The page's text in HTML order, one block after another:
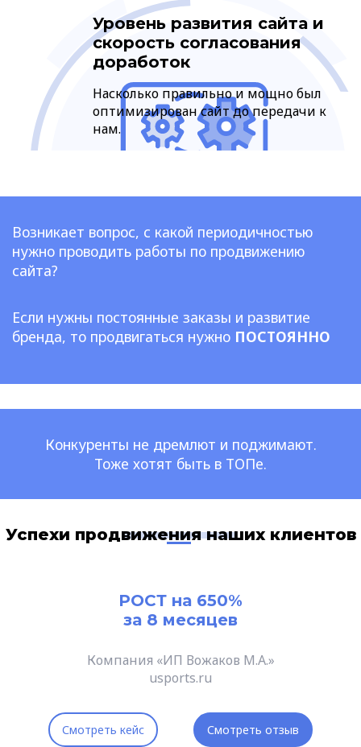
Уровень развития сайта и
скорость согласования
доработок
Насколько правильно и мощно был
оптимизирован сайт до передачи к
нам.
Возникает вопрос, с какой периодичностью
нужно проводить работы по продвижению
сайта?
Если нужны постоянные заказы и развитие
бренда, то продвигаться нужно ПОСТОЯННО
Конкуренты не дремлют и поджимают.
Тоже хотят быть в ТОПе.
Успехи продвижения наших клиентов
РОСТ на 650%
за 8 месяцев
Компания «ИП Вожаков М.А.»
usports.ru
Смотреть кейс Смотреть отзыв